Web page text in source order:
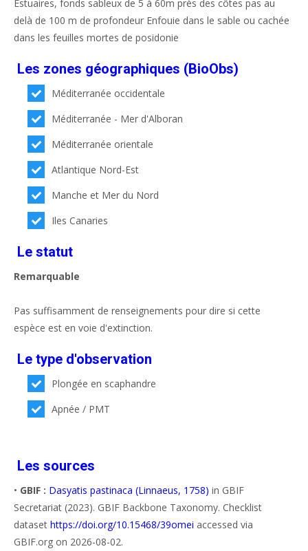
Estuaires, fonds sableux de 5 à 60m près des côtes pas au
delà de 100 m de profondeur Enfouie dans le sable ou cachée
dans les feuilles mortes de posidonie
Les zones géographiques (BioObs)
Méditerranée occidentale
Méditerranée - Mer d'Alboran
Méditerranée orientale
Atlantique Nord-Est
Manche et Mer du Nord
Iles Canaries
Le statut
Remarquable
Pas suffisamment de renseignements pour dire si cette
espèce est en voie d'extinction.
Le type d'observation
Plongée en scaphandre
Apnée / PMT
Les sources
• GBIF : Dasyatis pastinaca (Linnaeus, 1758) in GBIF
Secretariat (2023). GBIF Backbone Taxonomy. Checklist
dataset https://doi.org/10.15468/39omei accessed via
GBIF.org on 2026-08-02.